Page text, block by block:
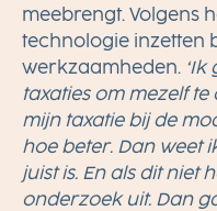
meebrengt. Volgens
technologie inzetten
werkzaamheden.
taxaties om mezelf
mijn taxatie bij de
hoe beter. Dan weet
juist is. En als dit niet
onderzoek uit. Dan